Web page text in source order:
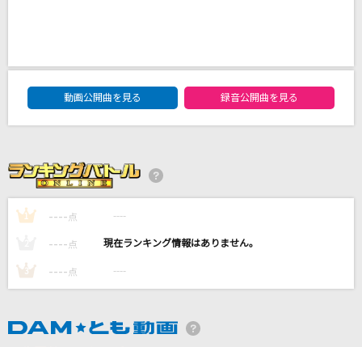
奏(かなで)
BUMP OF CHICKEN
ラブレター
SIGN
DAM★ともボーカルエントリーランキング
動画公開曲を見る
録音公開曲を見る
1 ---- 点 ----
---- 点 ----
3 ---- 点 ----